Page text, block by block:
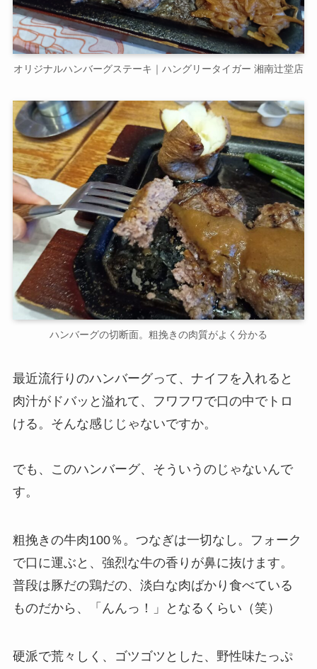
オリジナルハンバーグステーキ｜ハングリータイガー 湘南辻堂店
ハンバーグの切断面。粗挽きの肉質がよく分かる
最近流行りのハンバーグって、ナイフを入れると
肉汁がドバッと溢れて、フワフワで口の中でトロ
ける。そんな感じじゃないですか。
でも、このハンバーグ、そういうのじゃないんで
す。
粗挽きの牛肉100％。つなぎは一切なし。フォーク
で口に運ぶと、強烈な牛の香りが鼻に抜けます。
普段は豚だの鶏だの、淡白な肉ばかり食べている
ものだから、「んんっ！」となるくらい（笑）
硬派で荒々しく、ゴツゴツとした、野性味たっぷ